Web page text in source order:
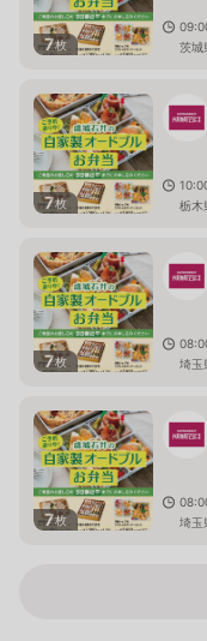
7枚
茨城
7枚
栃木
7枚
埼
7枚
埼